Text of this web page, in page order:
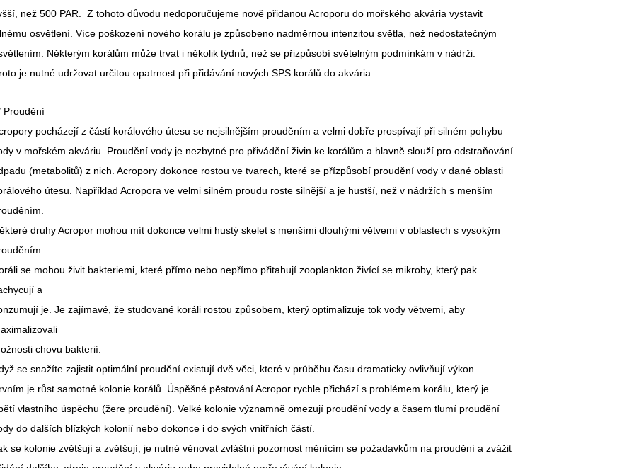
než 500 PAR. Z tohoto důvodu nedoporučujeme nově přidanou Acroporu do mořského akvária vystavit
osvětlení. Více poškození nového korálu je způsobeno nadměrnou intenzitou světla, než nedostatečným
Některým korálům může trvat i několik týdnů, než se přizpůsobí světelným podmínkám v nádrži.
je nutné udržovat určitou opatrnost při přidávání nových SPS korálů do akvária.
Proudění
pocházejí z částí korálového útesu se nejsilnějším prouděním a velmi dobře prospívají při silném pohybu
v mořském akváriu. Proudění vody je nezbytné pro přivádění živin ke korálům a hlavně slouží pro odstraňování
(metabolitů) z nich. Acropory dokonce rostou ve tvarech, které se přízpůsobí proudění vody v dané oblasti
útesu. Například Acropora ve velmi silném proudu roste silnější a je hustší, než v nádržích s menším
druhy Acropor mohou mít dokonce velmi hustý skelet s menšími dlouhými větvemi v oblastech s vysokým
se mohou živit bakteriemi, které přímo nebo nepřímo přitahují zooplankton živící se mikroby, který pak
a
je. Je zajímavé, že studované koráli rostou způsobem, který optimalizuje tok vody větvemi, aby
chovu bakterií.
se snažíte zajistit optimální proudění existují dvě věci, které v průběhu času dramaticky ovlivňují výkon.
je růst samotné kolonie korálů. Úspěšné pěstování Acropor rychle přichází s problémem korálu, který je
vlastního úspěchu (žere proudění). Velké kolonie významně omezují proudění vody a časem tlumí proudění
do dalších blízkých kolonií nebo dokonce i do svých vnitřních částí.
se kolonie zvětšují a zvětšují, je nutné věnovat zvláštní pozornost měnícím se požadavkům na proudění a zvážit